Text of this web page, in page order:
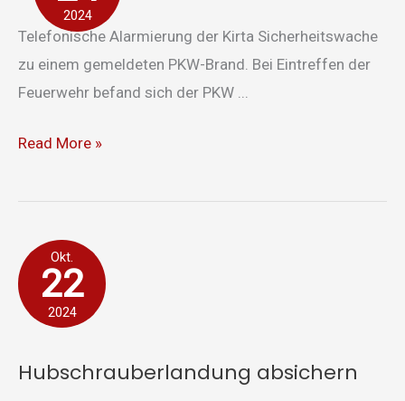
2024
Telefonische Alarmierung der Kirta Sicherheitswache
zu einem gemeldeten PKW-Brand. Bei Eintreffen der
Feuerwehr befand sich der PKW ...
Read More »
Okt.
22
2024
Hubschrauberlandung absichern
Hubschrauberlandung
absichern